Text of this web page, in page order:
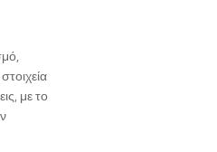
με το